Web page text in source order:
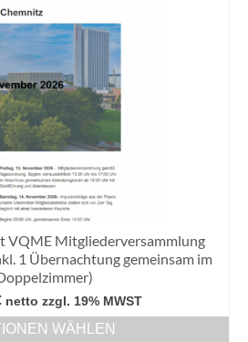
VQME Mitgliederversammlung
1 Übernachtung gemeinsam im
netto zzgl. 19% MWST
WÄHLEN